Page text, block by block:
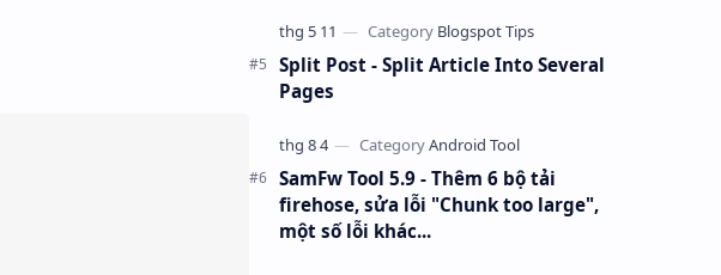
Split Post - Split Article Into Several
Pages
SamFw Tool 5.9 - Thêm 6 bộ tải
firehose, sửa lỗi "Chunk too large",
một số lỗi khác...